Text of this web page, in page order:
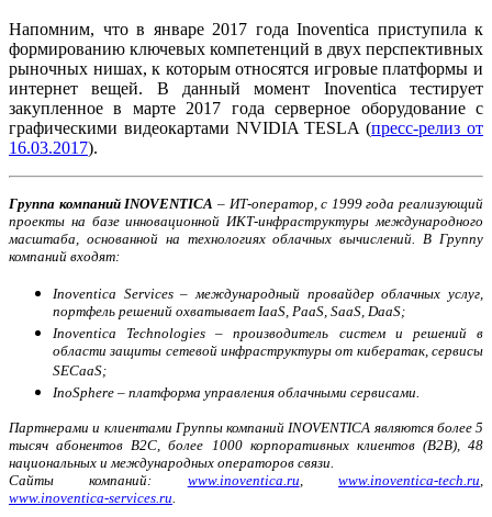
Напомним, что в январе 2017 года Inoventica приступила к
формированию ключевых компетенций в двух перспективных
рыночных нишах, к которым относятся игровые платформы и
интернет вещей. В данный момент Inoventica тестирует
закупленное в марте 2017 года серверное оборудование с
графическими видеокартами NVIDIA TESLA (пресс-релиз от
16.03.2017).
Группа компаний INOVENTICA – ИТ-оператор, с 1999 года реализующий
проекты на базе инновационной ИКТ-инфраструктуры международного
масштаба, основанной на технологиях облачных вычислений. В Группу
компаний входят:
Inoventica Services – международный провайдер облачных услуг,
портфель решений охватывает IaaS, PaaS, SaaS, DaaS;
Inoventica Technologies – производитель систем и решений в
области защиты сетевой инфраструктуры от кибератак, сервисы
SECaaS;
InoSphere – платформа управления облачными сервисами.
Партнерами и клиентами Группы компаний INOVENTICA являются более 5
тысяч абонентов B2C, более 1000 корпоративных клиентов (B2B), 48
национальных и международных операторов связи.
Сайты компаний: www.inoventica.ru ,www.inoventica-tech.ru
www.inoventica-services.ru